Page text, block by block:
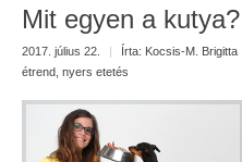
Mit egyen a kutya?
2017. július 22. | Írta: Kocsis-M. Brigitta
étrend nyers etetés